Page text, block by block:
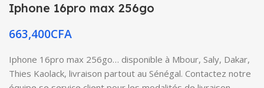
Iphone 16pro max 256go
663,400CFA
Iphone 16pro max 256go… disponible à Mbour, Saly, Dakar,
Thies Kaolack, livraison partout au Sénégal. Contactez notre